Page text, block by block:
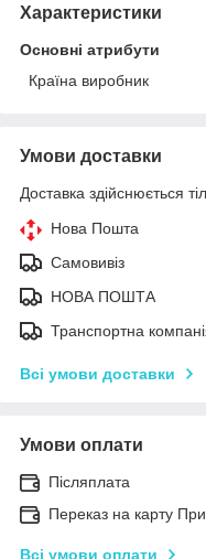
Характеристики
Основні атрибути
Країна виробник
Умови доставки
Доставка здійснюється
Нова Пошта
Самовивіз
НОВА ПОШТА
Транспортна
Всі умови доставки
Умови оплати
Післяплата
Переказ на карту
Всі умови оплати